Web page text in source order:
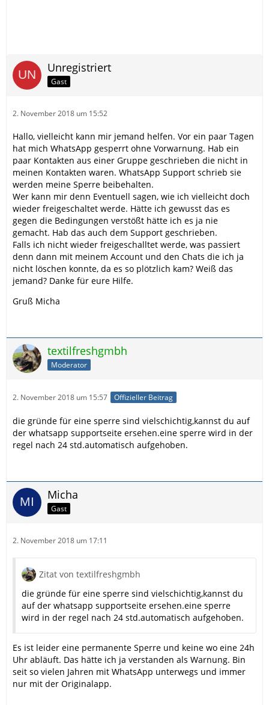
Unregistriert
Gast
2. November 2018 um 15:52
Hallo, vielleicht kann mir jemand helfen. Vor ein paar Tagen
hat mich WhatsApp gesperrt ohne Vorwarnung. Hab ein
paar Kontakten aus einer Gruppe geschrieben die nicht in
meinen Kontakten waren. WhatsApp Support schrieb sie
werden meine Sperre beibehalten.
Wer kann mir denn Eventuell sagen, wie ich vielleicht doch
wieder freigeschaltet werde. Hätte ich gewusst das es
gegen die Bedingungen verstößt hätte ich es ja nie
gemacht. Hab das auch dem Support geschrieben.
Falls ich nicht wieder freigeschalltet werde, was passiert
denn dann mit meinem Account und den Chats die ich ja
nicht löschen konnte, da es so plötzlich kam? Weiß das
jemand? Danke für eure Hilfe.
Gruß Micha
textilfreshgmbh
Moderator
2. November 2018 um 15:57 Offizieller Beitrag
die gründe für eine sperre sind vielschichtig,kannst du auf
der whatsapp supportseite ersehen.eine sperre wird in der
regel nach 24 std.automatisch aufgehoben.
Micha
Gast
2. November 2018 um 17:11
Zitat von textilfreshgmbh
die gründe für eine sperre sind vielschichtig,kannst du
auf der whatsapp supportseite ersehen.eine sperre
wird in der regel nach 24 std.automatisch aufgehoben.
Es ist leider eine permanente Sperre und keine wo eine 24h
Uhr abläuft. Das hätte ich ja verstanden als Warnung. Bin
seit so vielen Jahren mit WhatsApp unterwegs und immer
nur mit der Originalapp.